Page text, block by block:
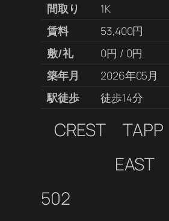
間取り
1K
賃料
53,400円
敷/礼
0円 / 0円
築年月
2026年05月
駅徒歩
徒歩14分
CREST
EAST
502